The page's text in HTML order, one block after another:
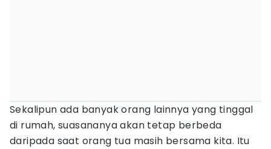
Sekalipun ada banyak orang lainnya yang tinggal
di rumah, suasananya akan tetap berbeda
daripada saat orang tua masih bersama kita. Itu